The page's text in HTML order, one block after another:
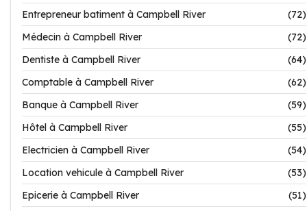
Entrepreneur batiment à Campbell River
(72)
Médecin à Campbell River
(72)
Dentiste à Campbell River
(64)
Comptable à Campbell River
(62)
Banque à Campbell River
(59)
Hôtel à Campbell River
(55)
Electricien à Campbell River
(54)
Location vehicule à Campbell River
(53)
Epicerie à Campbell River
(51)